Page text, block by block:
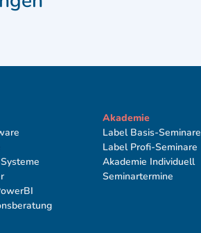
Akademie
Label Basis-Seminare
Label Proﬁ-Seminare
Akademie Individuell
Seminartermine